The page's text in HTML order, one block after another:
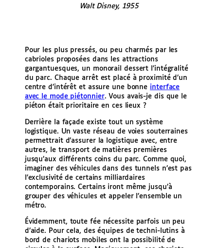
Walt Disney, 1955
Pour les plus pressés, ou peu charmés par les
cabrioles proposées dans les attractions
gargantuesques, un monorail dessert l’intégralité
du parc. Chaque arrêt est placé à proximité d’un
centre d’intérêt et assure une bonne interface
avec le mode piétonnier. Vous avais-je dis que le
piéton était prioritaire en ces lieux ?
Derrière la façade existe tout un système
logistique. Un vaste réseau de voies souterraines
permettrait d’assurer la logistique avec, entre
autres, le transport de matières premières
jusqu’aux différents coins du parc. Comme quoi,
imaginer des véhicules dans des tunnels n’est pas
l’exclusivité de certains milliardaires
contemporains. Certains iront même jusqu’à
grouper des véhicules et appeler l’ensemble un
métro.
Évidemment, toute fée nécessite parfois un peu
d’aide. Pour cela, des équipes de techni-lutins à
bord de chariots mobiles ont la possibilité de